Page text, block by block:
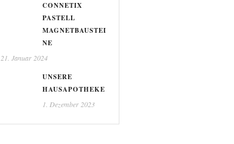
CONNETIX
PASTELL
MAGNETBAUSTEI
NE
21. Januar 2024
UNSERE
HAUSAPOTHEKE
1. Dezember 2023